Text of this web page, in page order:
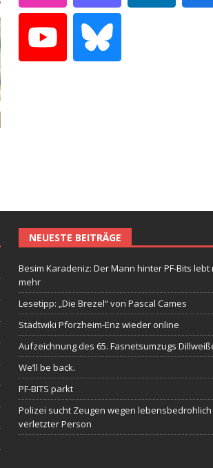
NEUESTE BEITRÄGE
Besim Karadeniz: Der Mann hinter PF-Bits lebt
mehr
Lesetipp: „Die Brezel“ von Pascal Cames
Stadtwiki Pforzheim-Enz wieder online
Aufzeichnung des 65. Fasnetsumzugs
We’ll be back.
PF-BITS parkt
Polizei sucht Zeugen wegen lebensbedrohlich
verletzter Person